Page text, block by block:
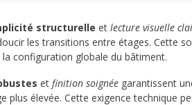
structurelle et lecture visuelle
les transitions entre étages. Cette
configuration globale du bâtiment.
et finition soignéegarantissent
plus élevée. Cette exigence technique